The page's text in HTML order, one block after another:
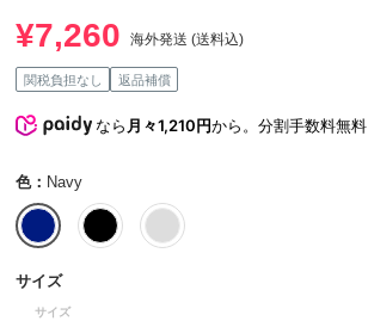
¥7,260 海外発送 (送料込)
関税負担なし 返品補償
なら月々1,210円から。分割手数料無料
色： Navy
サイズ
サイズ